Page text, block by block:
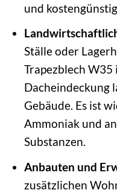
und
Ställe oder
Trapezblech
Dacheindeckung
Gebäude. Es ist
Ammoniak und
Substanzen.
Anbauten und
zusätzlichen